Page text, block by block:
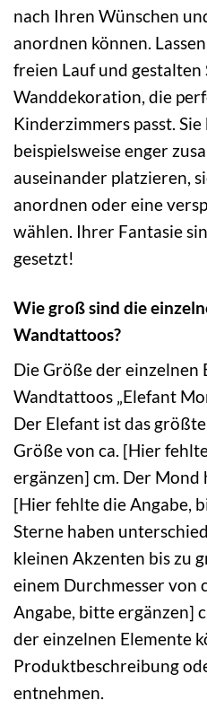
nach Ihren Wünschen
anordnen können.
freien Lauf und
Wanddekoration, die
Kinderzimmers passt.
beispielsweise enger
auseinander platzieren,
anordnen oder eine
wählen. Ihrer Fantasie
gesetzt!
Wie groß sind die
Wandtattoos?
Die Größe der einzelnen
Wandtattoos „Elefant
Der Elefant ist das
Größe von ca. [Hier
ergänzen] cm. Der Mond
[Hier fehlte die Angabe,
Sterne haben
kleinen Akzenten bis zu
einem Durchmesser von
Angabe, bitte ergänzen]
der einzelnen Elemente
Produktbeschreibung
entnehmen.